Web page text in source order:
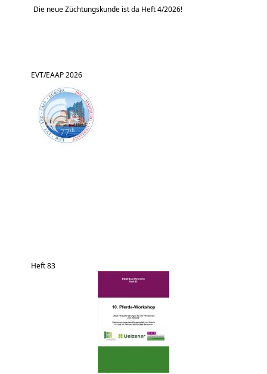
Die neue Züchtungskunde ist da Heft 4/2026!
EVT/EAAP 2026
Heft 83